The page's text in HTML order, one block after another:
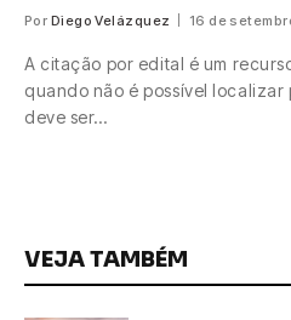
Por Diego Velázquez 16 de
A citação por edital é um
quando não é possível localizar
deve ser…
VEJA TAMBÉM